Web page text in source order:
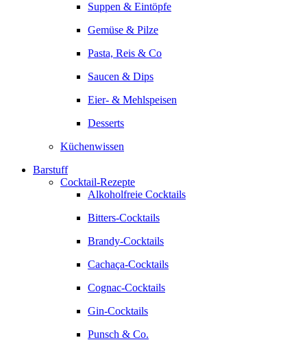
Suppen & Eintöpfe
Gemüse & Pilze
Pasta, Reis & Co
Saucen & Dips
Eier- & Mehlspeisen
Desserts
Küchenwissen
Barstuff
Cocktail-Rezepte
Alkoholfreie Cocktails
Bitters-Cocktails
Brandy-Cocktails
Cachaça-Cocktails
Cognac-Cocktails
Gin-Cocktails
Punsch & Co.